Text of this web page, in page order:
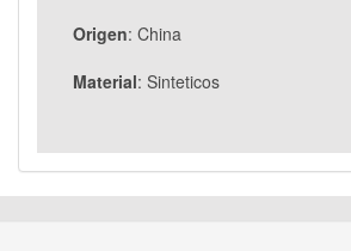
Origen: China
Material: Sinteticos